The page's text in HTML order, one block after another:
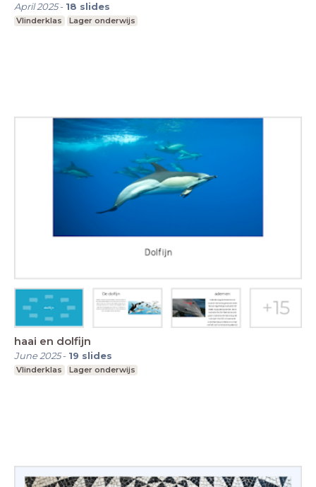
April 2025- 18 slides
Vlinderklas Lager onderwijs
haai en dolfijn
June 2025- 19 slides
Vlinderklas Lager onderwijs